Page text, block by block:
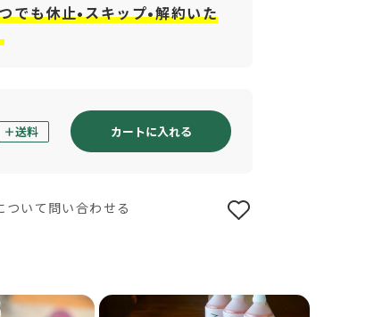
でも休止•スキップ•解約いた
カートに入れる
ついて問い合わせる